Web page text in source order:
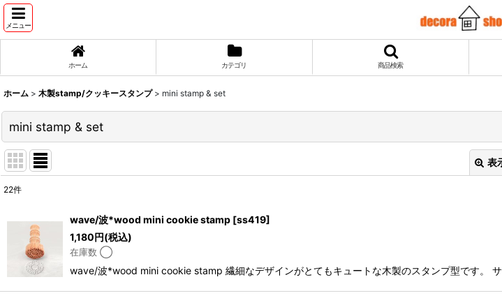
メニュー
ホーム カテゴリ 商品検索
ホーム > 木製stamp/クッキースタンプ > mini stamp & set
mini stamp & set
表
並び順
絞り込む
22件
wave/波*wood mini cookie stamp [ss419]
1,180円(税込)
在庫数 ◯
wave/波*wood mini cookie stamp 繊細なデザインがとてもキュートな木製のスタンプ型です。